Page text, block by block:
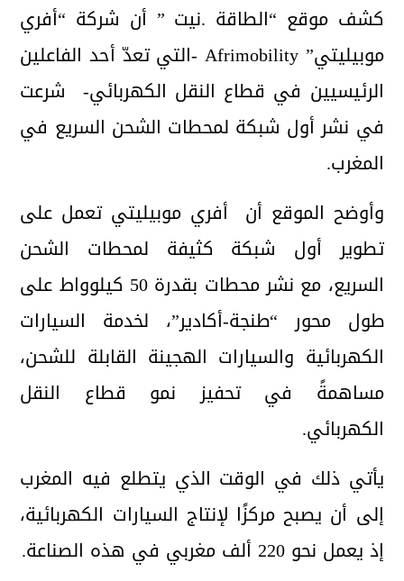
كشف موقع “الطاقة .نيت ” أن شركة “أفري
موبيليتي” Afrimobility -التي تعدّ أحد الفاعلين
الرئيسيين في قطاع النقل الكهربائي- شرعت
في نشر أول شبكة لمحطات الشحن السريع في
المغرب.
وأوضح الموقع أن أفري موبيليتي تعمل على
تطوير أول شبكة كثيفة لمحطات الشحن
السريع، مع نشر محطات بقدرة 50 كيلوواط على
طول محور “طنجة-أكادير”، لخدمة السيارات
الكهربائية والسيارات الهجينة القابلة للشحن،
مساهمةً في تحفيز نمو قطاع النقل
الكهربائي.
يأتي ذلك في الوقت الذي يتطلع فيه المغرب
إلى أن يصبح مركزًا لإنتاج السيارات الكهربائية،
إذ يعمل نحو 220 ألف مغربي في هذه الصناعة.